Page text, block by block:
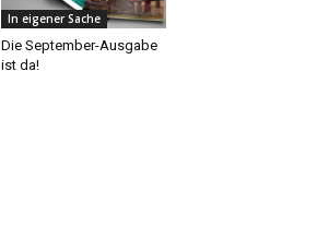
In eigener Sache
Die September-Ausgabe
ist da!